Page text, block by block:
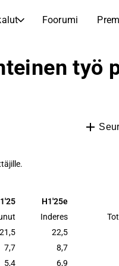
Foorumi
Yhtiöt
Inspiraatiota
Analyysikoulu
työ
H1'25e
Inderes
21,5 22,5
7,7 8,7
5,4 6,9